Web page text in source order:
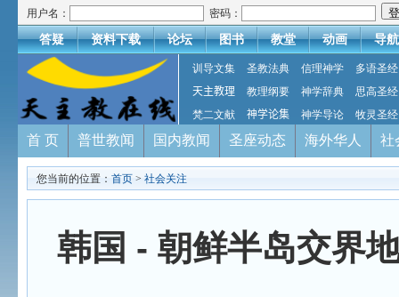
用户名： 密码：
答疑 资料下载 论坛 图书 教堂 动画 导航
训导文集 圣教法典 信理神学
多语圣经
天主教理
教理纲要 神学辞典
思高圣经
梵二文献
神学论集 神学导论 牧灵圣经
首 页 普世教闻 国内教闻 圣座动态 海外华人 社
您当前的位置： 首页 > 社会关注
韩国 - 朝鲜半岛交界